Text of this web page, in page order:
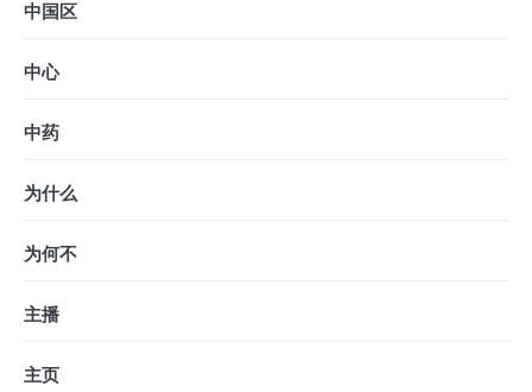
中国区
中心
中药
为什么
为何不
主播
主页